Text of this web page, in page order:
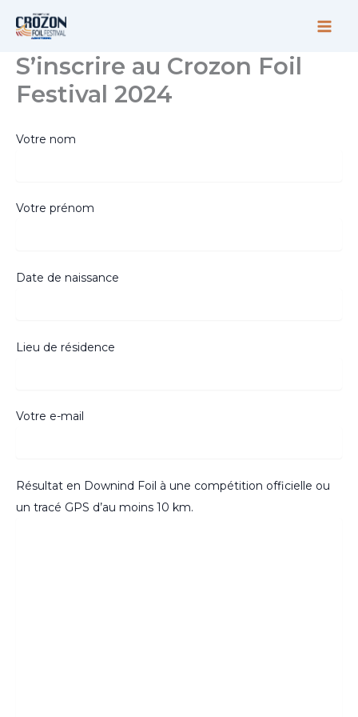
au
contenu
S’inscrire au Crozon Foil
Festival 2024
Votre nom
Votre prénom
Date de naissance
Lieu de résidence
Votre e-mail
Résultat en Downind Foil à une compétition officielle ou
un tracé GPS d’au moins 10 km.